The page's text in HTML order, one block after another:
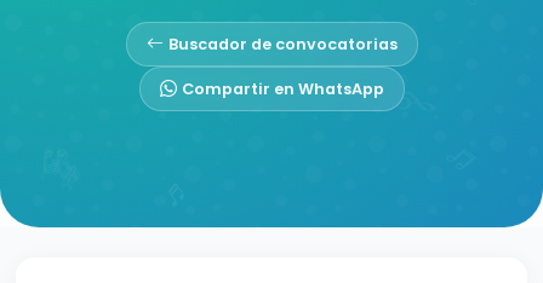
Buscador de convocatorias
Compartir en WhatsApp